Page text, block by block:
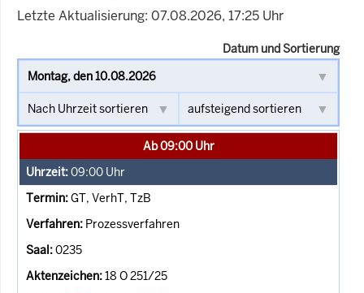
Letzte Aktualisierung: 07.08.2026, 17:25 Uhr
Datum und Sortierung
Ab 09:00 Uhr
09:00 Uhr
GT, VerhT, TzB
Prozessverfahren
0235
18 O 251/25